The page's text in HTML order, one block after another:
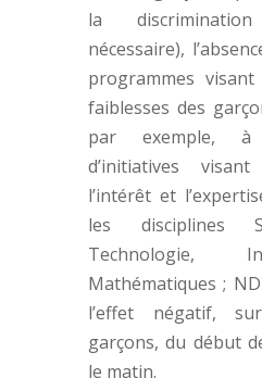
la
nécessaire),
programmes
faiblesses des
par exemple,
d’initiatives
l’intérêt et
les disciplines
Technologie,
Mathématiques ;
l’effet négatif,
garçons, du début
le matin.